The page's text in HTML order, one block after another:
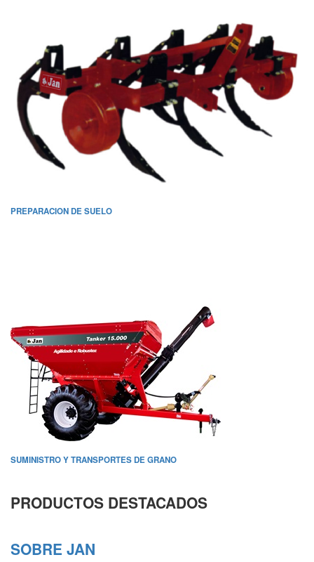
PREPARACION DE SUELO
SUMINISTRO Y TRANSPORTES DE GRANO
PRODUCTOS DESTACADOS
SOBRE JAN